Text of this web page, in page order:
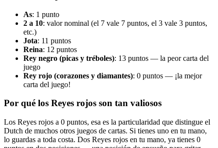
As: 1 punto
2 a 10: valor nominal (el 7 vale 7 puntos, el 3 vale 3 puntos,
etc.)
Jota: 11 puntos
Reina: 12 puntos
Rey negro (picas y tréboles): 13 puntos — la peor carta del
juego
Rey rojo (corazones y diamantes): 0 puntos — ¡la mejor
carta del juego!
Por qué los Reyes rojos son tan valiosos
Los Reyes rojos a 0 puntos, esa es la particularidad que distingue el
Dutch de muchos otros juegos de cartas. Si tienes uno en tu mano,
lo guardas a toda costa. Dos Reyes rojos en tu mano, ya tienes 0